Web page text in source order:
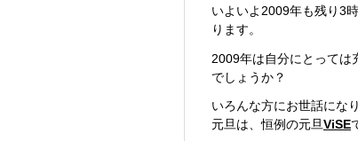
いよいよ2009年も残り3
ります。
2009年は自分にとっては
でしょうか？
いろんな方にお世話にな
元旦は、恒例の元旦ViSE